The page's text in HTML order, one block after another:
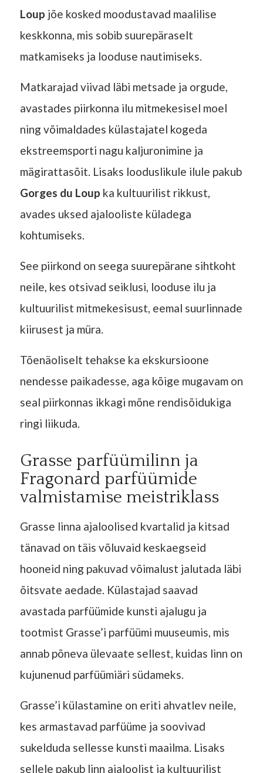
Loup jõe kosked moodustavad maalilise
keskkonna, mis sobib suurepäraselt
matkamiseks ja looduse nautimiseks.
Matkarajad viivad läbi metsade ja orgude,
avastades piirkonna ilu mitmekesisel moel
ning võimaldades külastajatel kogeda
ekstreemsporti nagu kaljuronimine ja
mägirattasõit. Lisaks looduslikule ilule pakub
Gorges du Loup ka kultuurilist rikkust,
avades uksed ajalooliste küladega
kohtumiseks.
See piirkond on seega suurepärane sihtkoht
neile, kes otsivad seiklusi, looduse ilu ja
kultuurilist mitmekesisust, eemal suurlinnade
kiirusest ja müra.
Tõenäoliselt tehakse ka ekskursioone
nendesse paikadesse, aga kõige mugavam on
seal piirkonnas ikkagi mõne rendisõidukiga
ringi liikuda.
Grasse parfüümilinn ja
Fragonard parfüümide
valmistamise meistriklass
Grasse linna ajaloolised kvartalid ja kitsad
tänavad on täis võluvaid keskaegseid
hooneid ning pakuvad võimalust jalutada läbi
õitsvate aedade. Külastajad saavad
avastada parfüümide kunsti ajalugu ja
tootmist Grasse’i parfüümi muuseumis, mis
annab põneva ülevaate sellest, kuidas linn on
kujunenud parfüümiäri südameks.
Grasse’i külastamine on eriti ahvatlev neile,
kes armastavad parfüüme ja soovivad
sukelduda sellesse kunsti maailma. Lisaks
sellele pakub linn ajaloolist ja kultuurilist